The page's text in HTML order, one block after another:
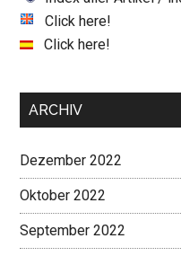
Click here!
Click here!
ARCHIV
Dezember 2022
Oktober 2022
September 2022